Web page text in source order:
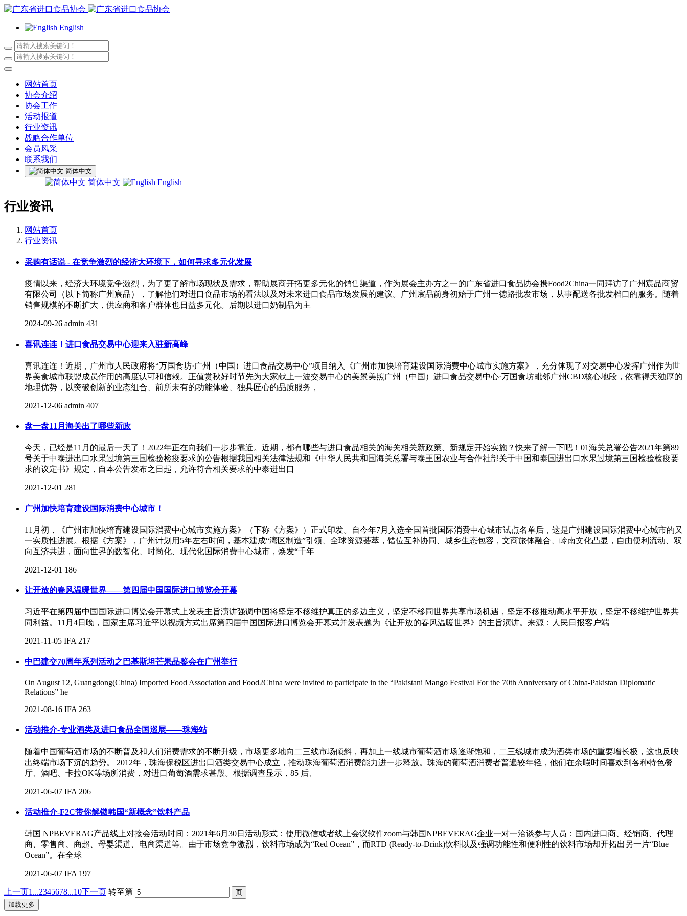
English
网站首页
协会介绍
协会工作
活动报道
行业资讯
战略合作单位
会员风采
联系我们
简体中文
简体中文 English
行业资讯
网站首页
行业资讯
采购有话说 - 在竞争激烈的经济大环境下，如何寻求多元化发展
疫情以来，经济大环境竞争激烈，为了更了解市场现状及需求，帮助展商开拓更多元化的销售渠道，作为展会主办方之一的广东省进口食品协会携Food2China一同拜访了广州宸品商贸
有限公司（以下简称广州宸品），了解他们对进口食品市场的看法以及对未来进口食品市场发展的建议。广州宸品前身初始于广州一德路批发市场，从事配送各批发档口的服务。随着
销售规模的不断扩大，供应商和客户群体也日益多元化。后期以进口奶制品为主
2024-09-26 admin 431
喜讯连连！进口食品交易中心迎来入驻新高峰
喜讯连连！近期，广州市人民政府将“万国食坊·广州（中国）进口食品交易中心”项目纳入《广州市加快培育建设国际消费中心城市实施方案》，充分体现了对交易中心发挥广州作为世
界美食城市联盟成员作用的高度认可和信赖。正值赏秋好时节先为大家献上一波交易中心的美景美照广州（中国）进口食品交易中心·万国食坊毗邻广州CBD核心地段，依靠得天独厚的
地理优势，以突破创新的业态组合、前所未有的功能体验、独具匠心的品质服务，
2021-12-06 admin 407
盘一盘11月海关出了哪些新政
今天，已经是11月的最后一天了！2022年正在向我们一步步靠近。近期，都有哪些与进口食品相关的海关相关新政策、新规定开始实施？快来了解一下吧！01海关总署公告2021年第89
号关于中泰进出口水果过境第三国检验检疫要求的公告根据我国相关法律法规和《中华人民共和国海关总署与泰王国农业与合作社部关于中国和泰国进出口水果过境第三国检验检疫要
求的议定书》规定，自本公告发布之日起，允许符合相关要求的中泰进出口
2021-12-01 281
广州加快培育建设国际消费中心城市！
11月初，《广州市加快培育建设国际消费中心城市实施方案》（下称《方案》）正式印发。自今年7月入选全国首批国际消费中心城市试点名单后，这是广州建设国际消费中心城市的又
一实质性进展。根据《方案》，广州计划用5年左右时间，基本建成“湾区制造”引领、全球资源荟萃，错位互补协同、城乡生态包容，文商旅体融合、岭南文化凸显，自由便利流动、双
向互济共进，面向世界的数智化、时尚化、现代化国际消费中心城市，焕发“千年
2021-12-01 186
让开放的春风温暖世界——第四届中国国际进口博览会开幕
习近平在第四届中国国际进口博览会开幕式上发表主旨演讲强调中国将坚定不移维护真正的多边主义，坚定不移同世界共享市场机遇，坚定不移推动高水平开放，坚定不移维护世界共
同利益。11月4日晚，国家主席习近平以视频方式出席第四届中国国际进口博览会开幕式并发表题为《让开放的春风温暖世界》的主旨演讲。来源：人民日报客户端
2021-11-05 IFA 217
中巴建交70周年系列活动之巴基斯坦芒果品鉴会在广州举行
On August 12, Guangdong(China) Imported Food Association and Food2China were invited to participate in the “Pakistani Mango Festival For the 70th Anniversary of China-Pakistan Diplomatic
Relations” he
2021-08-16 IFA 263
活动推介-专业酒类及进口食品全国巡展——珠海站
随着中国葡萄酒市场的不断普及和人们消费需求的不断升级，市场更多地向二三线市场倾斜，再加上一线城市葡萄酒市场逐渐饱和，二三线城市成为酒类市场的重要增长极，这也反映
出终端市场下沉的趋势。 2012年，珠海保税区进出口酒类交易中心成立，推动珠海葡萄酒消费能力进一步释放。珠海的葡萄酒消费者普遍较年轻，他们在余暇时间喜欢到各种特色餐
厅、酒吧、卡拉OK等场所消费，对进口葡萄酒需求甚殷。根据调查显示，85 后、
2021-06-07 IFA 206
活动推介-F2C带你解锁韩国“新概念”饮料产品
韩国 NPBEVERAG产品线上对接会活动时间：2021年6月30日活动形式：使用微信或者线上会议软件zoom与韩国NPBEVERAG企业一对一洽谈参与人员：国内进口商、经销商、代理
商、零售商、商超、母婴渠道、电商渠道等。由于市场竞争激烈，饮料市场成为“Red Ocean”，而RTD (Ready-to-Drink)饮料以及强调功能性和便利性的饮料市场却开拓出另一片“Blue
Ocean”。在全球
2021-06-07 IFA 197
上一页1...2345678...10下一页 转至第
加载更多